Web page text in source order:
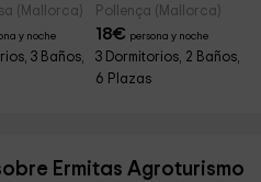
(Mallorca)
y noche
3 Baños,
Pollença (Mallorca)
18€ persona y noche
3 Dormitorios, 2 Baños,
6 Plazas
Ermitas Agroturismo